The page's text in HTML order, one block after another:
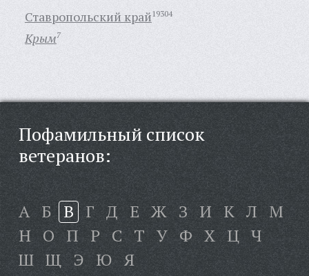
Ставропольский край19304
Крым7
Пофамильный список
ветеранов:
А Б В Г Д Е Ж З И К Л М
Н О П Р С Т У Ф Х Ц Ч
Ш Щ Э Ю Я